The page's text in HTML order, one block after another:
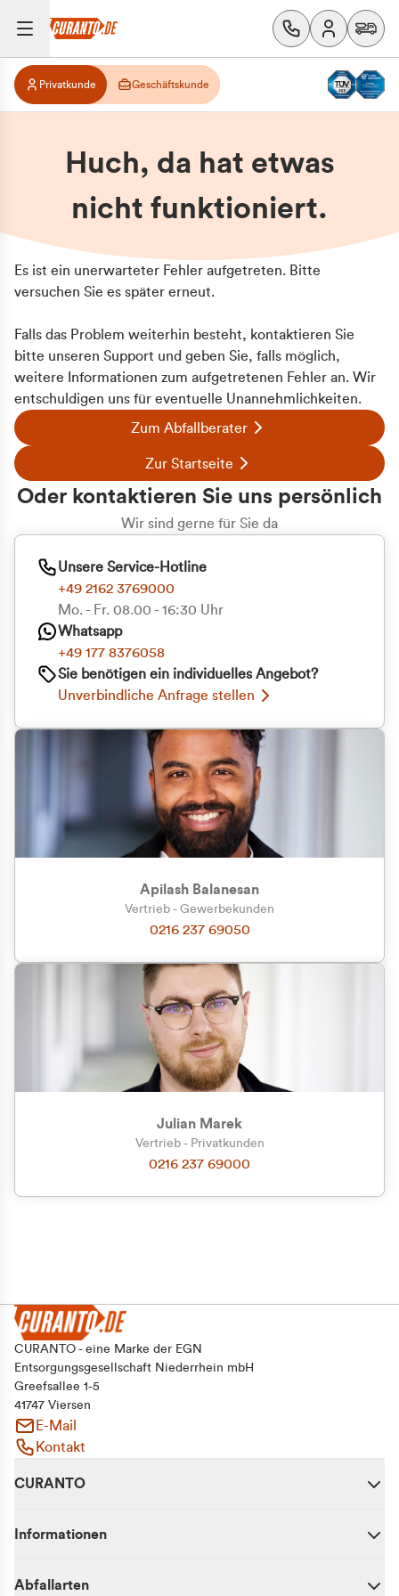
Zu welcher Kundengruppe
gehören Sie?
Privatkunde (inkl. MwSt.)
Geschäftskunde (exkl. MwSt.)
Privatkunde Geschäftskunde
Huch, da hat etwas
nicht funktioniert.
Es ist ein unerwarteter Fehler aufgetreten. Bitte
versuchen Sie es später erneut.
Falls das Problem weiterhin besteht, kontaktieren Sie
bitte unseren Support und geben Sie, falls möglich,
weitere Informationen zum aufgetretenen Fehler an. Wir
entschuldigen uns für eventuelle Unannehmlichkeiten.
Zum Abfallberater
Zur Startseite
Oder kontaktieren Sie uns persönlich
Wir sind gerne für Sie da
Unsere Service-Hotline
+49 2162 3769000
Mo. - Fr. 08.00 - 16:30 Uhr
Whatsapp
+49 177 8376058
Sie benötigen ein individuelles Angebot?
Unverbindliche Anfrage stellen
Apilash Balanesan
Vertrieb - Gewerbekunden
0216 237 69050
Julian Marek
Vertrieb - Privatkunden
0216 237 69000
CURANTO - eine Marke der EGN
Entsorgungsgesellschaft Niederrhein mbH
Greefsallee 1-5
41747 Viersen
E-Mail
Kontakt
CURANTO
Informationen
Abfallarten